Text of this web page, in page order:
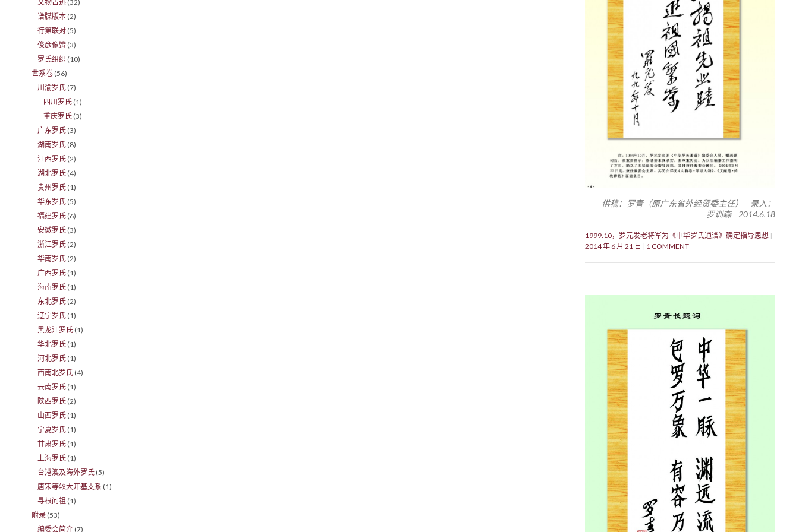
供稿：罗青（原广东省外经贸委主任） 录入：
罗训森 2014.6.18
1999.10，罗元发老将军为《中华罗氏通谱》确定指导思想
2014 年 6 月 21 日
1 COMMENT
文物古迹 (32)
谱牒版本 (2)
行第联对 (5)
俊彦像赞 (3)
罗氏组织 (10)
世系卷 (56)
川渝罗氏 (7)
四川罗氏 (1)
重庆罗氏 (3)
广东罗氏 (3)
湖南罗氏 (8)
江西罗氏 (2)
湖北罗氏 (4)
贵州罗氏 (1)
华东罗氏 (5)
福建罗氏 (6)
安徽罗氏 (3)
浙江罗氏 (2)
华南罗氏 (2)
广西罗氏 (1)
海南罗氏 (1)
东北罗氏 (2)
辽宁罗氏 (1)
黑龙江罗氏 (1)
华北罗氏 (1)
河北罗氏 (1)
西南北罗氏 (4)
云南罗氏 (1)
陕西罗氏 (2)
山西罗氏 (1)
宁夏罗氏 (1)
甘肃罗氏 (1)
上海罗氏 (1)
台港澳及海外罗氏 (5)
唐宋等较大开基支系 (1)
寻根问祖 (1)
附录 (53)
编委会简介 (7)